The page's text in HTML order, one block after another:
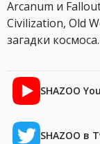
Arcanum и
Civilization, Old
загадки космоса.
SHAZOO
SHAZOO в